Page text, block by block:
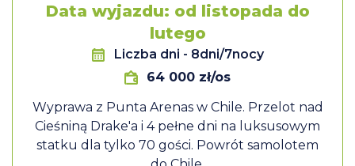
Data wyjazdu: od listopada do
lutego
Liczba dni - 8dni/7nocy
64 000 zł/os
Wyprawa z Punta Arenas w Chile. Przelot nad
Cieśniną Drake'a i 4 pełne dni na luksusowym
statku dla tylko 70 gości. Powrót samolotem